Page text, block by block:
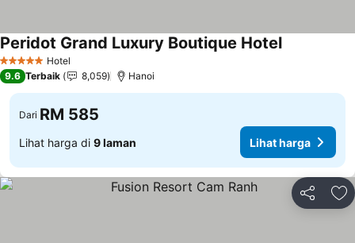
5 Bintang Hotel
Peridot Grand Luxury Boutique Hotel
9.6 Terbaik 8,059 Hanoi
Dari RM 585
Lihat harga di 9 laman Lihat harga
Kongsi